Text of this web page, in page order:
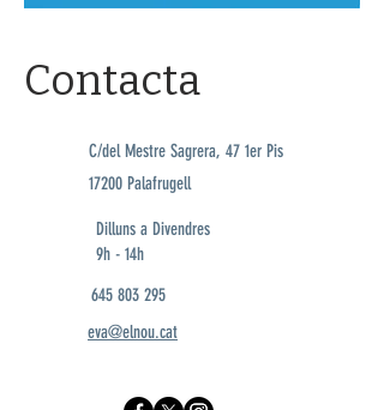
Contacta
C/del Mestre Sagrera, 47 1er Pis
17200 Palafrugell
Dilluns a Divendres
9h - 14h
645 803 295
eva@elnou.cat